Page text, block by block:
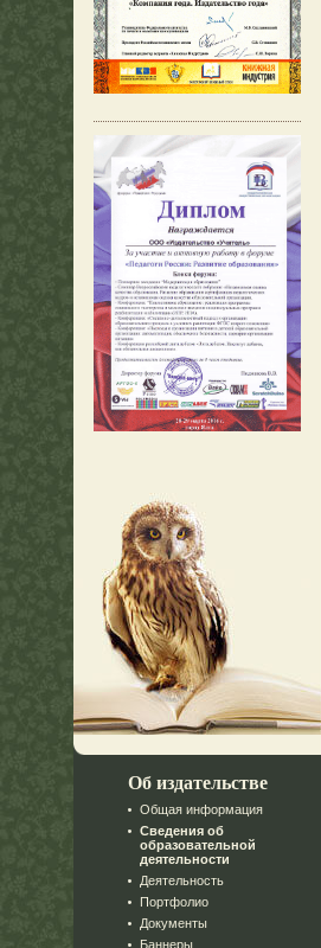
Об издательстве
Общая информация
Сведения об
образовательной
деятельности
Деятельность
Портфолио
Документы
Баннеры